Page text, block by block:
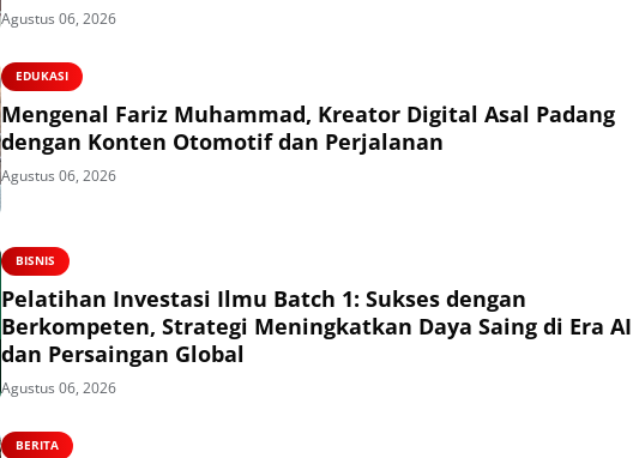
Agustus 06, 2026
EDUKASI
Mengenal Fariz Muhammad, Kreator Digital Asal Padang
dengan Konten Otomotif dan Perjalanan
Agustus 06, 2026
BISNIS
Pelatihan Investasi Ilmu Batch 1: Sukses dengan
Berkompeten, Strategi Meningkatkan Daya Saing di Era AI
dan Persaingan Global
Agustus 06, 2026
BERITA